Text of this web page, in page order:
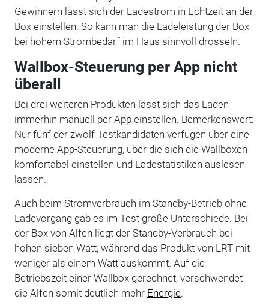
Gewinnern lässt sich der Ladestrom in Echtzeit an der
Box einstellen. So kann man die Ladeleistung der Box
bei hohem Strombedarf im Haus sinnvoll drosseln.
Wallbox-Steuerung per App nicht
überall
Bei drei weiteren Produkten lässt sich das Laden
immerhin manuell per App einstellen. Bemerkenswert:
Nur fünf der zwölf Testkandidaten verfügen über eine
moderne App-Steuerung, über die sich die Wallboxen
komfortabel einstellen und Ladestatistiken auslesen
lassen.
Auch beim Stromverbrauch im Standby-Betrieb ohne
Ladevorgang gab es im Test große Unterschiede. Bei
der Box von Alfen liegt der Standby-Verbrauch bei
hohen sieben Watt, während das Produkt von LRT mit
weniger als einem Watt auskommt. Auf die
Betriebszeit einer Wallbox gerechnet, verschwendet
die Alfen somit deutlich mehr Energie.